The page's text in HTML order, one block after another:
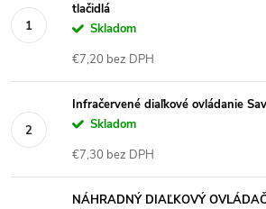
tlačidlá
Skladom
€7,20 bez DPH
Infračervené diaľkové ovládanie
Skladom
€7,30 bez DPH
NÁHRADNÝ DIAĽKOVÝ